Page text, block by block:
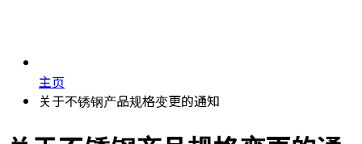
主页
关于不锈钢产品规格变更的通知